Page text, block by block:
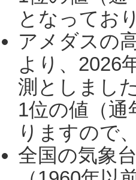
となってお
アメダスの
より、2026
測としまし
1位の値（
りますので
全国の気象